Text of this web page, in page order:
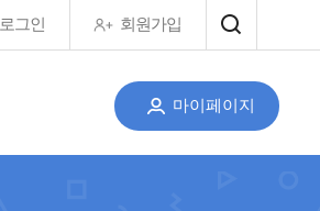
로그인 회원가입
마이페이지